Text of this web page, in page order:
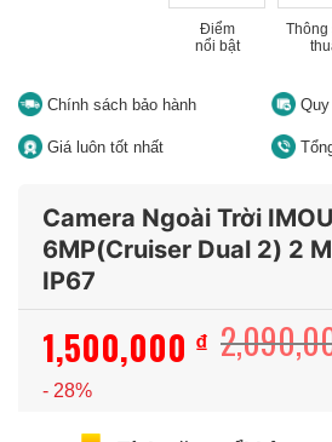
Điểm
nổi bật
Thông
Chính sách bảo hành
Giá luôn tốt nhất
Camera Ngoài Trời
6MP(Cruiser Dual 2) 2
IP67
1,500,000 ₫
- 28%